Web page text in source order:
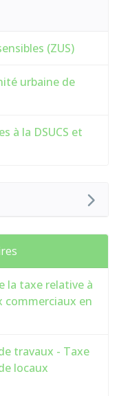
(ZUS)
urbaine de
à la DSUCS et
la taxe relative à
commerciaux en
travaux - Taxe
locaux